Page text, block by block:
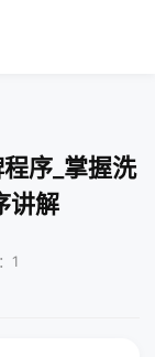
序_掌握洗
讲解
1